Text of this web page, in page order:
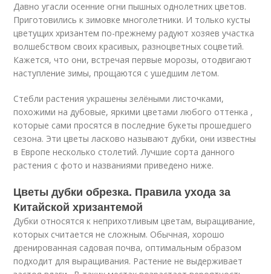
Давно угасли осенние огни пышных однолетних цветов.
Приготовились к зимовке многолетники. И только кусты
цветущих хризантем по-прежнему радуют хозяев участка
волшебством своих красивых, разноцветных соцветий.
Кажется, что они, встречая первые морозы, отодвигают
наступление зимы, прощаются с ушедшим летом.
Стебли растения украшены зелёными листочками,
похожими на дубовые, яркими цветами любого оттенка ,
которые сами просятся в последние букеты прошедшего
сезона. Эти цветы ласково называют дубки, они известны
в Европе несколько столетий. Лучшие сорта данного
растения с фото и названиями приведено ниже.
Цветы дубки обрезка. Правила ухода за
Китайской хризантемой
Дубки относятся к неприхотливым цветам, выращивание,
которых считается не сложным. Обычная, хорошо
дренированная садовая почва, оптимальным образом
подходит для выращивания. Растение не выдерживает